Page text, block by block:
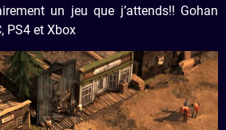
un jeu que j’attends!! Gohan
PS4 et Xbox